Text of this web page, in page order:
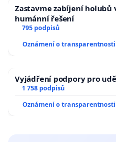
Zastavme zabíjení holubů
humánní řešení
795 podpisů
Oznámení o transparentnosti
Vyjádření podpory pro
1 758 podpisů
Oznámení o transparentnosti